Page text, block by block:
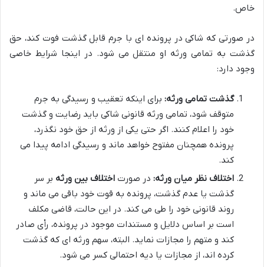
خاص.
در صورتی که شاکی در پرونده ای با جرم قابل گذشت فوت کند، حق
گذشت به تمامی ورثه او منتقل می شود. در اینجا شرایط خاصی
وجود دارد:
گذشت تمامی ورثه: برای اینکه تعقیب و رسیدگی به جرم
متوقف شود، تمامی ورثه قانونی شاکی باید رضایت و گذشت
خود را اعلام کنند. اگر حتی یکی از ورثه از حق خود نگذرد،
پرونده همچنان مفتوح خواهد ماند و رسیدگی ادامه پیدا می
کند.
اختلاف نظر میان ورثه: در صورت اختلاف بین ورثه بر سر
گذشت یا عدم گذشت، پرونده به قوت خود باقی می ماند و
روند قانونی خود را طی می کند. در این حالت، قاضی مکلف
است بر اساس دلایل و مستندات موجود در پرونده، رأی صادر
کند و متهم را مجازات نماید. البته، سهم ورثه ای که گذشت
کرده اند، از مجازات یا دیه احتمالی کسر می شود.